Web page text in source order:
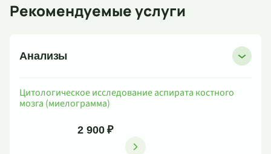
Рекомендуемые услуги
Анализы
Цитологическое исследование аспирата костного
мозга (миелограмма)
2 900 ₽